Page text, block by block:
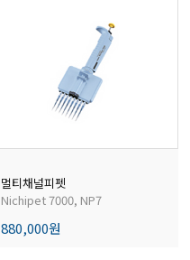
멀티채널피펫
Nichipet 7000, NP7
880,000원